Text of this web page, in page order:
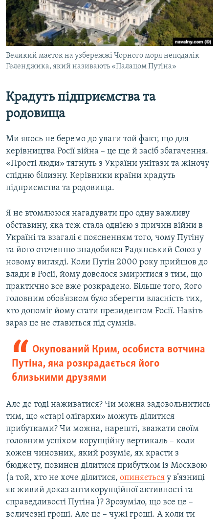
Великий маєток на узбережжі Чорного моря неподалік
Геленджика, який називають «Палацом Путіна»
Крадуть підприємства та
родовища
Ми якось не беремо до уваги той факт, що для
керівництва Росії війна – це ще й засіб збагачення.
«Прості люди» тягнуть з України унітази та жіночу
спідню білизну. Керівники країни крадуть
підприємства та родовища.
Я не втомлююся нагадувати про одну важливу
обставину, яка теж стала однією з причин війни в
Україні та взагалі є поясненням того, чому Путіну
та його оточенню знадобився Радянський Союз у
новому вигляді. Коли Путін 2000 року прийшов до
влади в Росії, йому довелося змиритися з тим, що
практично все вже розкрадено. Більше того, його
головним обов’язком було зберегти власність тих,
хто допоміг йому стати президентом Росії. Навіть
зараз це не ставиться під сумнів.
Окупований Крим, особиста вотчина
Путіна, яка розкрадається його
близькими друзями
Але де тоді наживатися? Чи можна задовольнитись
тим, що «старі олігархи» можуть ділитися
прибутками? Чи можна, нарешті, вважати своїм
головним успіхом корупційну вертикаль – коли
кожен чиновник, який розуміє, як красти з
бюджету, повинен ділитися прибутком із Москвою
(а той, хто не хоче ділитися, опиняється у в’язниці
як живий доказ антикорупційної активності та
справедливості Путіна )? Зрозуміло, що все це –
величезні гроші. Але це – чужі гроші. А коли ти